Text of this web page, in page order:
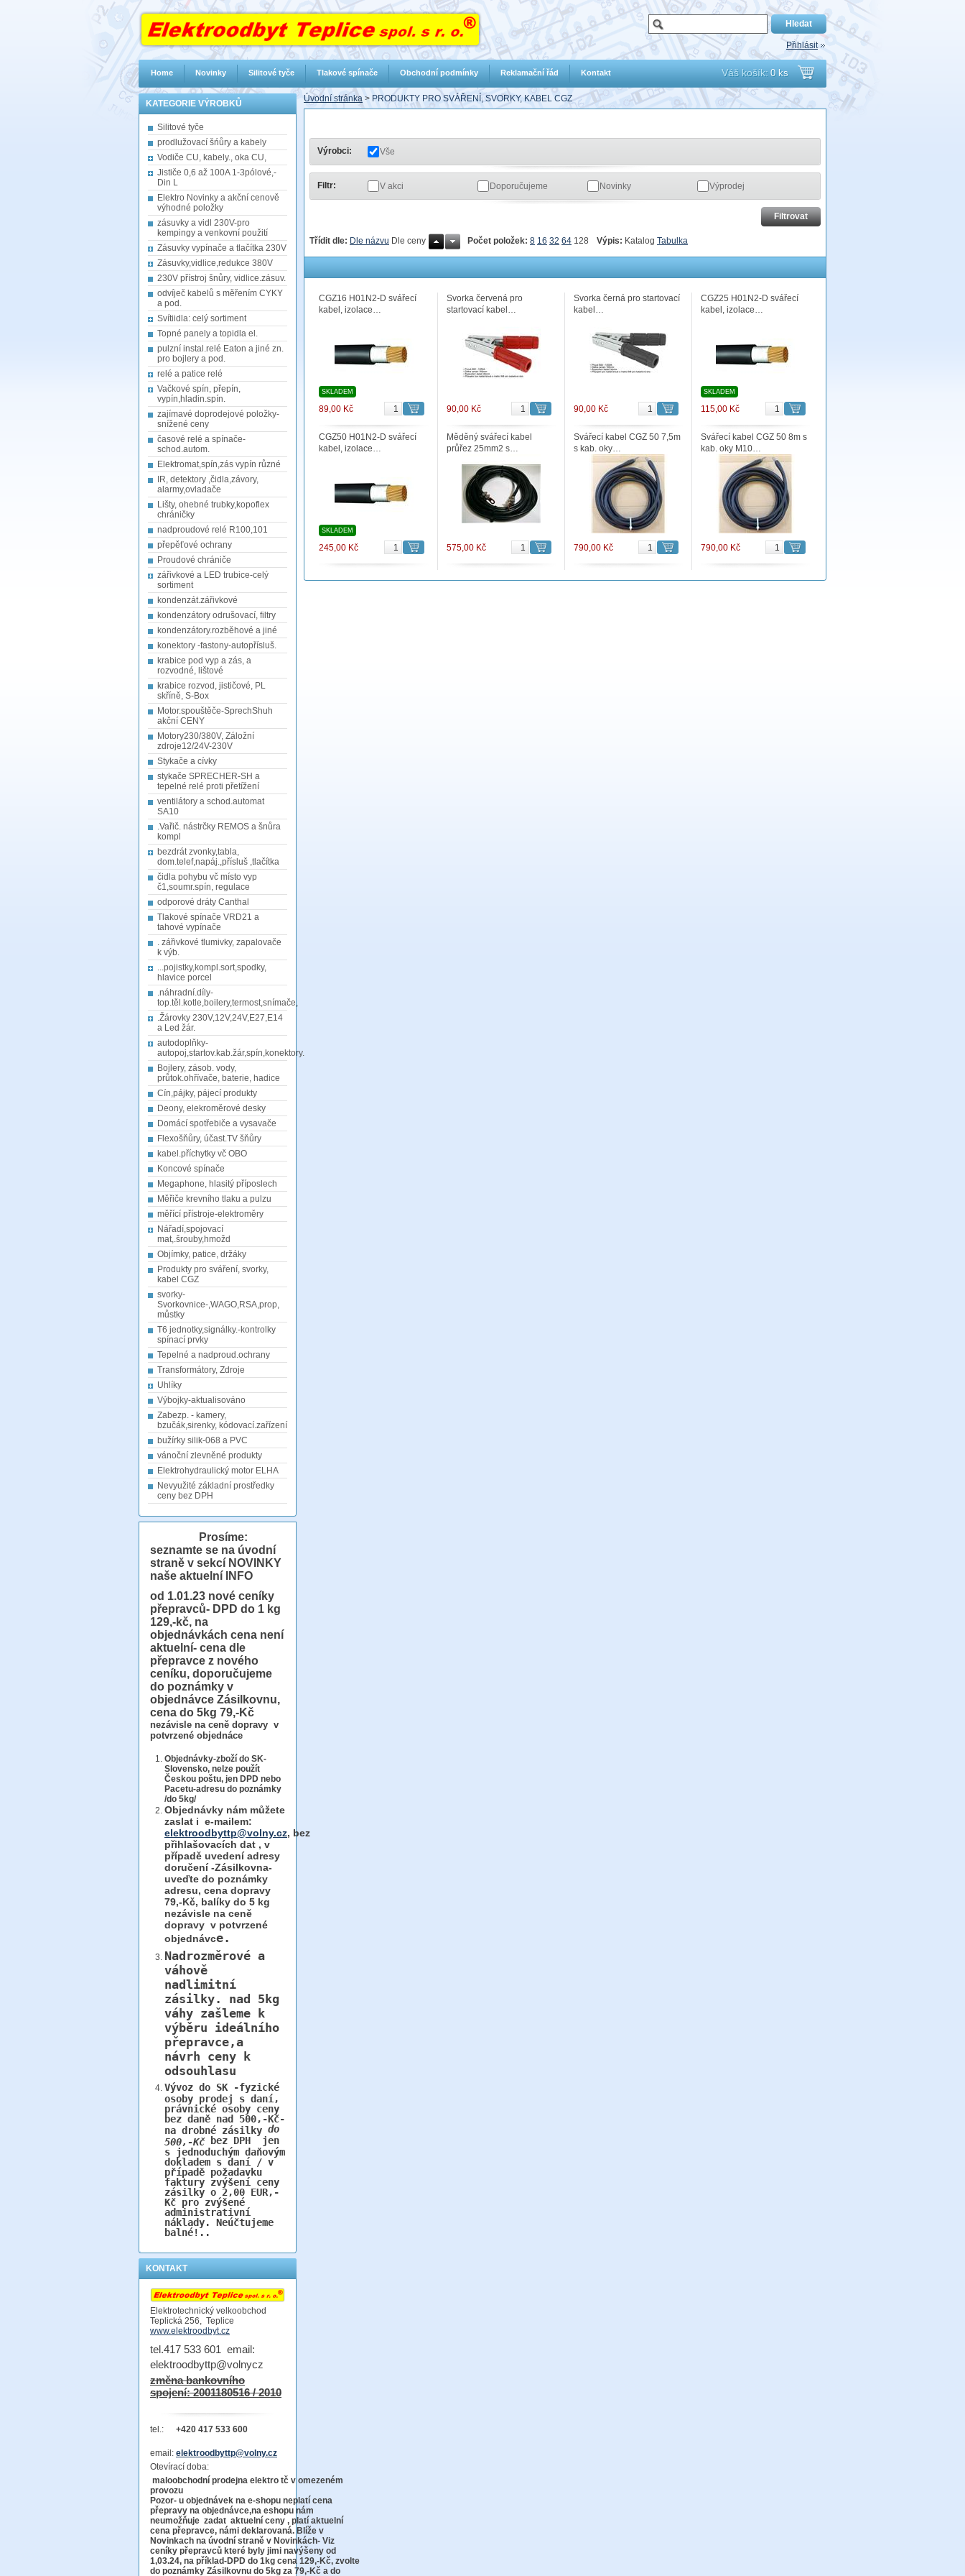
Váš košík: 0 ks
KATEGORIE VÝROBKŮ
Silitové tyče
prodlužovací šńůry a kabely
Vodiče CU, kabely., oka CU,
Jističe 0,6 až 100A 1-3pólové,-
Din L
Elektro Novinky a akční cenově
výhodné položky
zásuvky a vidl 230V-pro
kempingy a venkovní použití
Zásuvky vypínače a tlačítka 230V
Zásuvky,vidlice,redukce 380V
230V přístroj šnůry, vidlice.zásuv.
odvíječ kabelů s měřením CYKY
a pod.
Svítiidla: celý sortiment
Topné panely a topidla el.
pulzní instal.relé Eaton a jiné zn.
pro bojlery a pod.
relé a patice relé
Vačkové spín, přepín,
vypín,hladin.spín.
zajímavé doprodejové položky-
snížené ceny
časové relé a spínače-
schod.autom.
Elektromat,spín,zás vypín různé
IR, detektory ,čidla,závory,
alarmy,ovladače
Lišty, ohebné trubky,kopoflex
chráničky
nadproudové relé R100,101
přepěťové ochrany
Proudové chrániče
zářivkové a LED trubice-celý
sortiment
kondenzát.zářivkové
kondenzátory odrušovací, filtry
kondenzátory.rozběhové a jiné
konektory -fastony-autopřísluš.
krabice pod vyp a zás, a
rozvodné, lištové
krabice rozvod, jističové, PL
skříně, S-Box
Motor.spouštěče-SprechShuh
akční CENY
Motory230/380V, Záložní
zdroje12/24V-230V
Stykače a cívky
stykače SPRECHER-SH a
tepelné relé proti přetížení
ventilátory a schod.automat
SA10
.Vařič. nástrčky REMOS a šnůra
kompl
bezdrát zvonky,tabla,
dom.telef,napáj.,přísluš ,tlačítka
čidla pohybu vč místo vyp
č1,soumr.spín, regulace
odporové dráty Canthal
Tlakové spínače VRD21 a
tahové vypínače
. zářivkové tlumivky, zapalovače
k výb.
...pojistky,kompl.sort,spodky,
hlavice porcel
.náhradní.díly-
top.těl.kotle,boilery,termost,snímače,
.Žárovky 230V,12V,24V,E27,E14
a Led žár.
autodoplňky-
autopoj,startov.kab.žár,spín,konektory.
Bojlery, zásob. vody,
průtok.ohřívače, baterie, hadice
Cín,pájky, pájecí produkty
Deony, elekroměrové desky
Domácí spotřebiče a vysavače
Flexošňůry, účast.TV šňůry
kabel.příchytky vč OBO
Koncové spínače
Megaphone, hlasitý příposlech
Měřiče krevního tlaku a pulzu
měřící přístroje-elektroměry
Nářadí,spojovací
mat,.šrouby,hmožd
Objímky, patice, držáky
Produkty pro sváření, svorky,
kabel CGZ
svorky-
Svorkovnice-,WAGO,RSA,prop,
můstky
T6 jednotky,signálky.-kontrolky
spínací prvky
Tepelné a nadproud.ochrany
Transformátory, Zdroje
Uhlíky
Výbojky-aktualisováno
Zabezp. - kamery,
bzučák,sirenky, kódovací.zařízení
bužírky silik-068 a PVC
vánoční zlevněné produkty
Elektrohydraulický motor ELHA
Nevyužité základní prostředky
ceny bez DPH
Přihlásit
Prosíme:
seznamte se na úvodní
straně v sekcí NOVINKY
naše aktuelní INFO
od 1.01.23 nové ceníky
přepravců- DPD do 1 kg
129,-kč, na
objednávkách cena není
aktuelní- cena dle
přepravce z nového
ceníku, doporučujeme
do poznámky v
objednávce Zásilkovnu,
cena do 5kg 79,-Kč
nezávisle na ceně dopravy v
potvrzené objednáce
Objednávky-zboží do SK-
Slovensko, nelze použít
Českou poštu, jen DPD nebo
Pacetu-adresu do poznámky
/do 5kg/
Objednávky nám můžete
zaslat i e-mailem:
elektroodbyttp@volny.cz, bez
přihlašovacích dat , v
případě uvedení adresy
doručení -Zásilkovna-
uveďte do poznámky
adresu, cena dopravy
79,-Kč, balíky do 5 kg
nezávisle na ceně
dopravy v potvrzené
objednávce.
Nadrozměrové a
váhově
nadlimitní
zásilky. nad 5kg
váhy zašleme k
výběru ideálního
přepravce,a
návrh ceny k
odsouhlasu
Vývoz do SK -fyzické
osoby prodej s daní,
právnické osoby ceny
bez daně nad 500,-Kč-
na drobné zásilky do
500,-Kčbez DPH jen
s jednoduchým daňovým
dokladem s daní / v
případě požadavku
faktury zvýšení ceny
zásilky o 2,00 EUR,-
Kč pro zvýšené
administrativní
náklady. Neúčtujeme
balné!..
KONTAKT
Elektrotechnický velkoobchod
Teplická 256, Teplice
www.elektroodbyt.cz
tel.417 533 601 email:
elektroodbyttp@volnycz
změna bankovního
spojení: 2001180516 / 2010
tel.: +420 417 533 600
email: elektroodbyttp@volny.cz
Otevírací doba:
maloobchodní prodejna elektro tč v omezeném
provozu
Pozor- u objednávek na e-shopu neplatí cena
přepravy na objednávce,na eshopu nám
neumožňuje zadat aktuelní ceny , platí aktuelní
cena přepravce, námi deklarovaná. Blíže v
Novinkach na úvodní straně v Novinkách- Viz
ceníky přepravců které byly jimi navýšeny od
1,03.24, na příklad-DPD do 1kg cena 129,-Kč, zvolte
do poznámky Zásilkovnu do 5kg za 79,-Kč a do
Úvodní stránka > PRODUKTY PRO SVÁŘENÍ, SVORKY, KABEL CGZ
Výrobci: Vše
Filtr: V akci Doporučujeme Novinky Výprodej
Třídit dle: Dle názvu Dle ceny Počet položek: 8 16 32 64 128 Výpis: Katalog Tabulka
CGZ16 H01N2-D svářecí
kabel, izolace…
SKLADEM
89,00 Kč
Svorka červená pro
startovací kabel…
90,00 Kč
Svorka černá pro startovací
kabel…
90,00 Kč
CGZ25 H01N2-D svářecí
kabel, izolace…
SKLADEM
115,00 Kč
CGZ50 H01N2-D svářecí
kabel, izolace…
SKLADEM
245,00 Kč
Měděný svářecí kabel
průřez 25mm2 s…
575,00 Kč
Svářecí kabel CGZ 50 7,5m
s kab. oky…
790,00 Kč
Svářecí kabel CGZ 50 8m s
kab. oky M10…
790,00 Kč
Home Novinky Silitové tyče Tlakové spínače Obchodní podmínky Reklamační řád Kontakt